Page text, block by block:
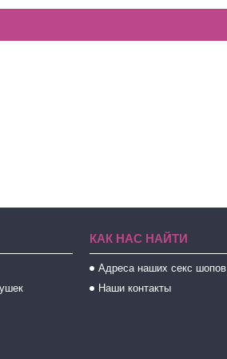
КАК НАС НАЙТИ
Адреса наших секс шопов
Наши контакты